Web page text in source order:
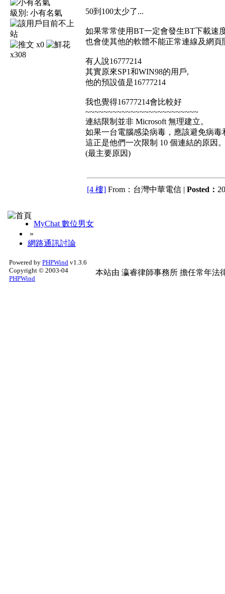
級別: 小有名氣
x0
x308
50到100太少了...
如果常常使用BT一定會發生BT下載速
也會使其他的軟體不能正常連線及網頁
有人說16777214
其實原來SP1和WIN98的用戶,
他的預設值是16777214
我也覺得16777214會比較好
~~~~~~~~~~~~~~~~~~~~~~~~~
連結限制並非 Microsoft 無理建立。
如果一台電腦感染病毒，應該避免病毒
這正是他們一次限制 10 個連結的原因
(最主要原因)
[4 樓] From：台灣中華電信 | Posted：
MyChat 數位男女
»
網路通訊討論
Powered by PHPWind v1.3.6
Copyright © 2003-04
PHPWind
本站由 瀛睿律師事務所 擔任常年法